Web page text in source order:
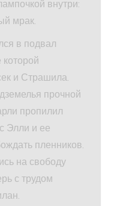
внутри:
мрак.
в подвал
и Страшила.
прочной
пропилил
Элли и ее
пленников.
на свободу
с трудом